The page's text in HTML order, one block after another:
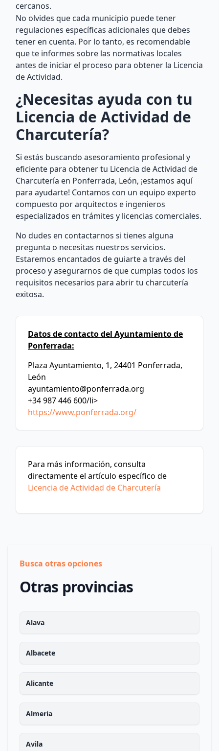
cercanos.
No olvides que cada municipio puede tener
regulaciones específicas adicionales que debes
tener en cuenta. Por lo tanto, es recomendable
que te informes sobre las normativas locales
antes de iniciar el proceso para obtener la Licencia
de Actividad.
¿Necesitas ayuda con tu
Licencia de Actividad de
Charcutería?
Si estás buscando asesoramiento profesional y
eficiente para obtener tu Licencia de Actividad de
Charcutería en Ponferrada, León, ¡estamos aquí
para ayudarte! Contamos con un equipo experto
compuesto por arquitectos e ingenieros
especializados en trámites y licencias comerciales.
No dudes en contactarnos si tienes alguna
pregunta o necesitas nuestros servicios.
Estaremos encantados de guiarte a través del
proceso y asegurarnos de que cumplas todos los
requisitos necesarios para abrir tu charcutería
exitosa.
Datos de contacto del Ayuntamiento de
Ponferrada:
Plaza Ayuntamiento, 1, 24401 Ponferrada,
León
ayuntamiento@ponferrada.org
+34 987 446 600/li>
https://www.ponferrada.org/
Para más información, consulta
directamente el artículo específico de
Licencia de Actividad de Charcutería
Busca otras opciones
Otras provincias
Alava
Albacete
Alicante
Almeria
Avila